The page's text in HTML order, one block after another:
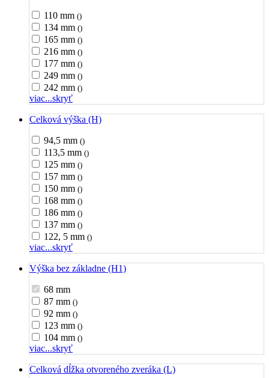
110 mm ()
134 mm ()
165 mm ()
216 mm ()
177 mm ()
249 mm ()
242 mm ()
viac...skryť
Celková výška (H)
94,5 mm ()
113,5 mm ()
125 mm ()
157 mm ()
150 mm ()
168 mm ()
186 mm ()
137 mm ()
122, 5 mm ()
viac...skryť
Výška bez základne (H1)
68 mm
87 mm ()
92 mm ()
123 mm ()
104 mm ()
viac...skryť
Celková dĺžka otvoreného zveráka (L)